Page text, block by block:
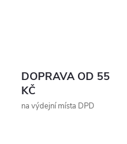
DOPRAVA OD 55
KČ
na výdejní místa DPD